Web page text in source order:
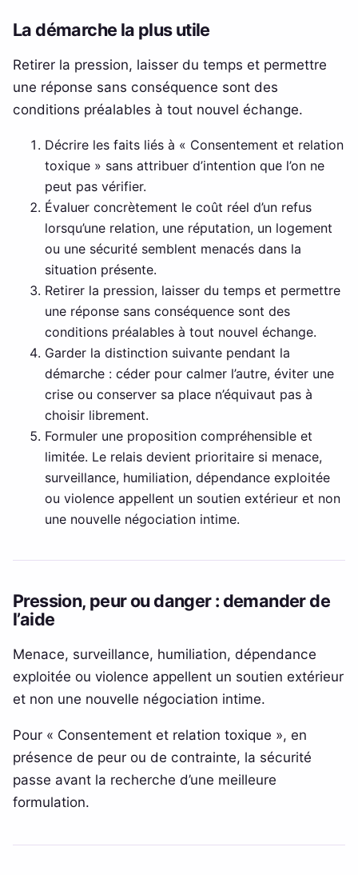
La démarche la plus utile
Retirer la pression, laisser du temps et permettre
une réponse sans conséquence sont des
conditions préalables à tout nouvel échange.
Décrire les faits liés à « Consentement et relation
toxique » sans attribuer d’intention que l’on ne
peut pas vérifier.
Évaluer concrètement le coût réel d’un refus
lorsqu’une relation, une réputation, un logement
ou une sécurité semblent menacés dans la
situation présente.
Retirer la pression, laisser du temps et permettre
une réponse sans conséquence sont des
conditions préalables à tout nouvel échange.
Garder la distinction suivante pendant la
démarche : céder pour calmer l’autre, éviter une
crise ou conserver sa place n’équivaut pas à
choisir librement.
Formuler une proposition compréhensible et
limitée. Le relais devient prioritaire si menace,
surveillance, humiliation, dépendance exploitée
ou violence appellent un soutien extérieur et non
une nouvelle négociation intime.
Pression, peur ou danger : demander de
l’aide
Menace, surveillance, humiliation, dépendance
exploitée ou violence appellent un soutien extérieur
et non une nouvelle négociation intime.
Pour « Consentement et relation toxique », en
présence de peur ou de contrainte, la sécurité
passe avant la recherche d’une meilleure
formulation.